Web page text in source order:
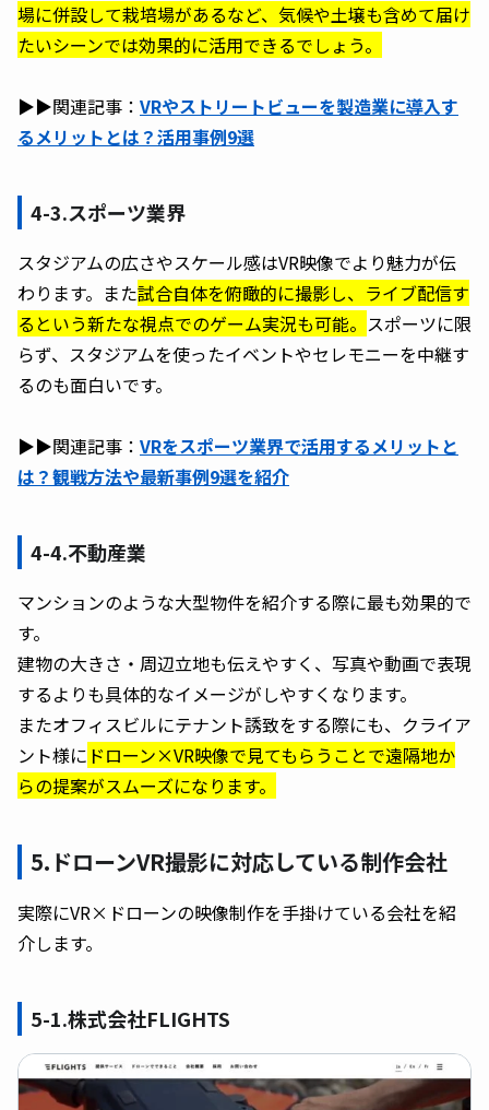
場に併設して栽培場があるなど、気候や土壌も含めて届け
たいシーンでは効果的に活用できるでしょう。
▶︎▶︎関連記事： VRやストリートビューを製造業に導入す
るメリットとは？活用事例9選
4-3.スポーツ業界
スタジアムの広さやスケール感はVR映像でより魅力が伝
わります。また試合自体を俯瞰的に撮影し、ライブ配信す
るという新たな視点でのゲーム実況も可能。 スポーツに限
らず、スタジアムを使ったイベントやセレモニーを中継す
るのも面白いです。
▶︎▶︎関連記事： VRをスポーツ業界で活用するメリットと
は？観戦方法や最新事例9選を紹介
4-4.不動産業
マンションのような大型物件を紹介する際に最も効果的で
す。
建物の大きさ・周辺立地も伝えやすく、写真や動画で表現
するよりも具体的なイメージがしやすくなります。
またオフィスビルにテナント誘致をする際にも、クライア
ント様に ドローン×VR映像で見てもらうことで遠隔地か
らの提案がスムーズになります。
5.ドローンVR撮影に対応している制作会社
実際にVR×ドローンの映像制作を手掛けている会社を紹
介します。
5-1.株式会社FLIGHTS